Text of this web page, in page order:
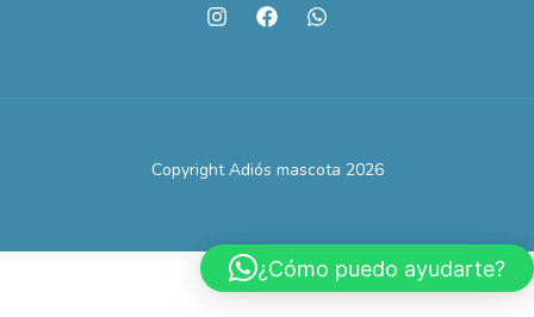
Copyright Adiós mascota 2026
¿Cómo puedo ayudarte?